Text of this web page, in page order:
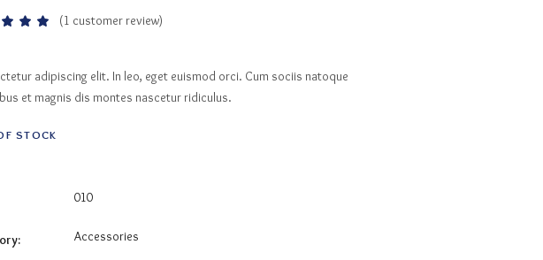
Rated
1
(1 customer review)
adipiscing elit. In leo, eget euismod orci. Cum sociis natoque
et magnis dis montes nascetur ridiculus.
STOCK
010
Accessories